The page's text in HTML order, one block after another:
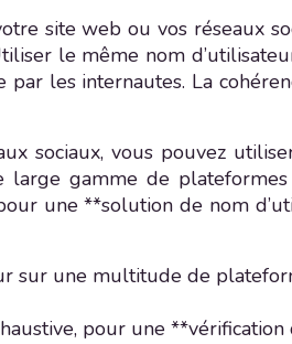
site web ou vos réseaux
le même nom
les internautes. La
sociaux, vous pouvez
gamme de
une **solution de nom
sur une multitude de
pour une